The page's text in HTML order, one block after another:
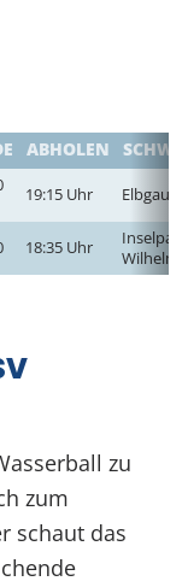
ABHOLEN
19:15 Uhr
18:35 Uhr
Inselpark
zu
zum
schaut das